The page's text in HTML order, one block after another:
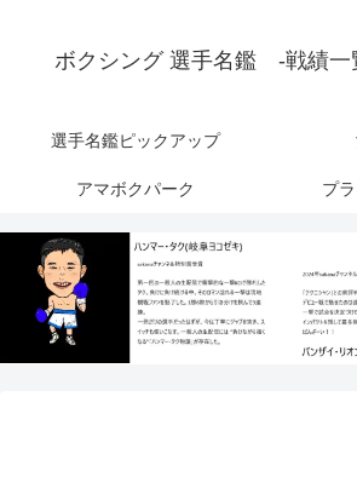
ボクシング 選手名鑑 -戦績一
選手名鑑ピックアップ
アマボクパーク プ